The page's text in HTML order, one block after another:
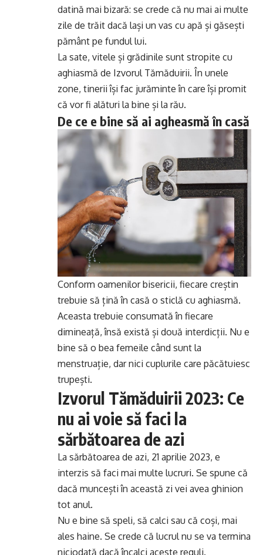
datină mai bizară: se crede că nu mai ai multe
zile de trăit dacă lași un vas cu apă și găsești
pământ pe fundul lui.
La sate, vitele și grădinile sunt stropite cu
aghiasmă de Izvorul Tămăduirii. În unele
zone, tinerii își fac jurăminte în care își promit
că vor fi alături la bine și la rău.
De ce e bine să ai agheasmă în casă
Conform oamenilor bisericii, fiecare creștin
trebuie să țină în casă o sticlă cu aghiasmă.
Aceasta trebuie consumată în fiecare
dimineață, însă există și două interdicții. Nu e
bine să o bea femeile când sunt la
menstruație, dar nici cuplurile care păcătuiesc
trupești.
Izvorul Tămăduirii 2023: Ce
nu ai voie să faci la
sărbătoarea de azi
La sărbătoarea de azi, 21 aprilie 2023, e
interzis să faci mai multe lucruri. Se spune că
dacă muncești în această zi vei avea ghinion
tot anul.
Nu e bine să speli, să calci sau că coși, mai
ales haine. Se crede că lucrul nu se va termina
niciodată dacă încalci aceste reguli.